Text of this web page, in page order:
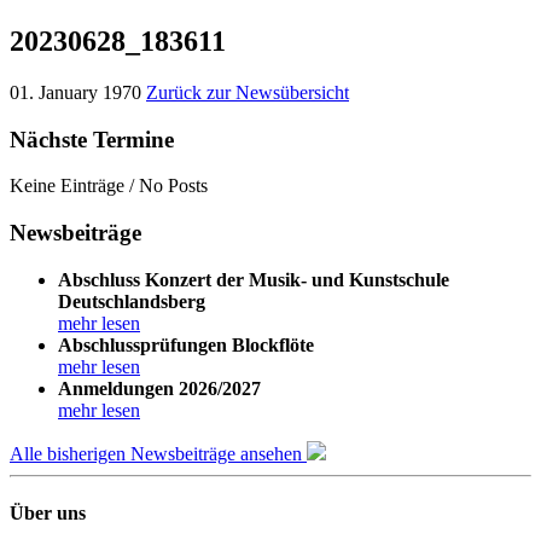
20230628_183611
01. January 1970 Zurück zur Newsübersicht
Nächste Termine
Keine Einträge / No Posts
Newsbeiträge
Abschluss Konzert der Musik- und Kunstschule
Deutschlandsberg
mehr lesen
Abschlussprüfungen Blockflöte
mehr lesen
Anmeldungen 2026/2027
mehr lesen
Alle bisherigen Newsbeiträge ansehen
Über uns